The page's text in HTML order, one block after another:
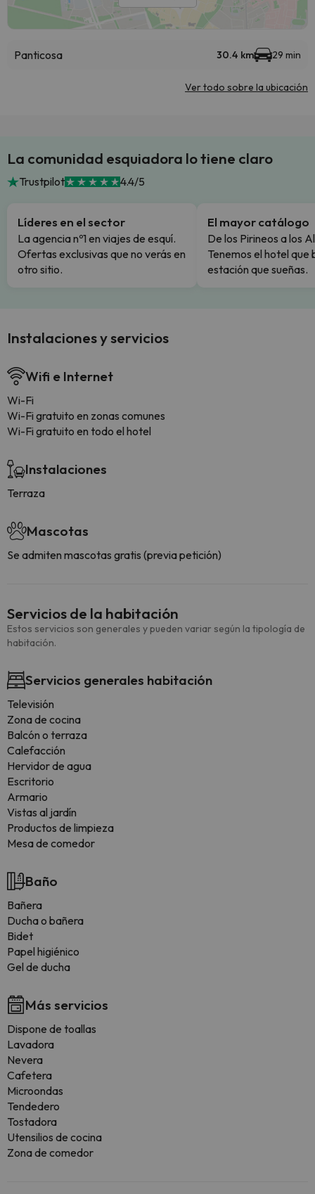
Panticosa 30.4 km 29 min
Ver todo sobre la ubicación
La comunidad esquiadora lo tiene claro
Trustpilot 4.4/5
Líderes en el sector
La agencia nº1 en viajes de esquí.
Ofertas exclusivas que no verás en
otro sitio.
El mayor catálogo
De los Pirineos a los
Tenemos el hotel que
estación que sueñas.
Instalaciones y servicios
Wifi e Internet
Wi-Fi
Wi-Fi gratuito en zonas comunes
Wi-Fi gratuito en todo el hotel
Instalaciones
Terraza
Mascotas
Se admiten mascotas gratis (previa petición)
Servicios de la habitación
Estos servicios son generales y pueden variar según la tipología de
habitación.
Servicios generales habitación
Televisión
Zona de cocina
Balcón o terraza
Calefacción
Hervidor de agua
Escritorio
Armario
Vistas al jardín
Productos de limpieza
Mesa de comedor
Baño
Bañera
Ducha o bañera
Bidet
Papel higiénico
Gel de ducha
Más servicios
Dispone de toallas
Lavadora
Nevera
Cafetera
Microondas
Tendedero
Tostadora
Utensilios de cocina
Zona de comedor